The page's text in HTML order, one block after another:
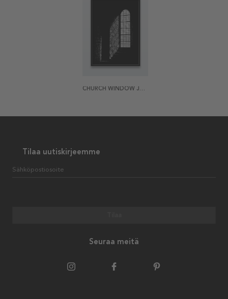
CHURCH WINDOW JULISTE
Tilaa uutiskirjeemme
Sähköpostiosoite
Seuraa meitä